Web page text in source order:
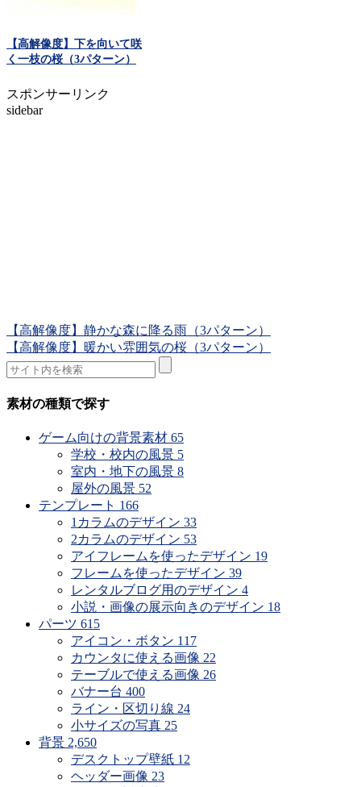
【高解像度】下を向いて咲
く一枝の桜（3パターン）
スポンサーリンク
sidebar
【高解像度】静かな森に降る雨（3パターン）
【高解像度】暖かい雰囲気の桜（3パターン）
素材の種類で探す
ゲーム向けの背景素材 65
学校・校内の風景 5
室内・地下の風景 8
屋外の風景 52
テンプレート 166
1カラムのデザイン 33
2カラムのデザイン 53
アイフレームを使ったデザイン 19
フレームを使ったデザイン 39
レンタルブログ用のデザイン 4
小説・画像の展示向きのデザイン 18
パーツ 615
アイコン・ボタン 117
カウンタに使える画像 22
テーブルで使える画像 26
バナー台 400
ライン・区切り線 24
小サイズの写真 25
背景 2,650
デスクトップ壁紙 12
ヘッダー画像 23